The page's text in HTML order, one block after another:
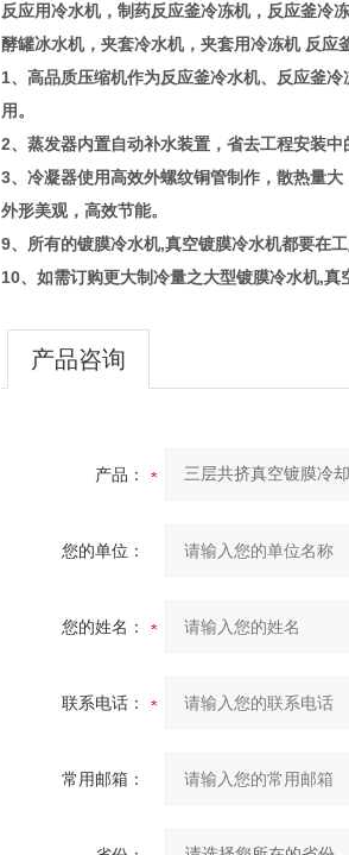
反应用冷水机，制药反应釜冷冻机，反应釜冷
酵罐冰水机，夹套冷水机，夹套用冷冻机 反应
1、高品质压缩机作为反应釜冷水机、反应釜
用。
2、蒸发器内置自动补水装置，省去工程安装
3、冷凝器使用高效外螺纹铜管制作，散热量
外形美观，高效节能。
9、所有的镀膜冷水机,真空镀膜冷水机都要在
10、如需订购更大制冷量之大型镀膜冷水机,
产品咨询
产品：
您的单位：
您的姓名：
联系电话：
常用邮箱：